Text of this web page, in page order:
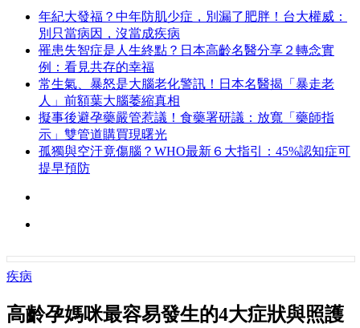
年紀大發福？中年防肌少症，別漏了肥胖！台大權威：
別只當病因，沒當成疾病
罹患失智症是人生終點？日本高齡名醫分享２轉念實
例：看見共存的幸福
常生氣、暴怒是大腦老化警訊！日本名醫揭「暴走老
人」前額葉大腦萎縮真相
擬事後避孕藥嚴管惹議！食藥署研議：放寬「藥師指
示」雙管道購買現曙光
孤獨與空汙竟傷腦？WHO最新６大指引：45%認知症可
提早預防
疾病
高齡孕媽咪最容易發生的4大症狀與照護